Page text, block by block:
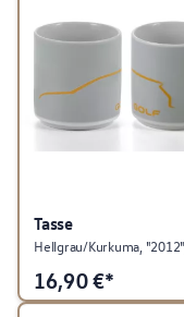
Tasse
16,90€*